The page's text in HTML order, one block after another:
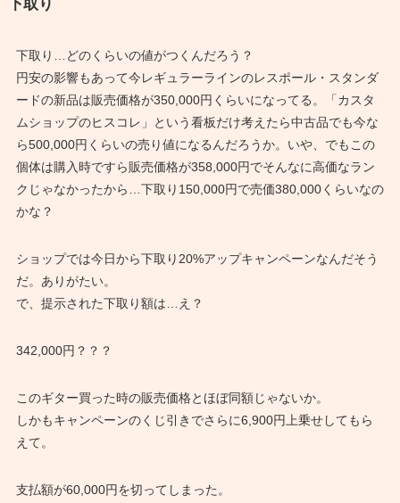
下取り
下取り…どのくらいの値がつくんだろう？
円安の影響もあって今レギュラーラインのレスポール・スタンダ
ードの新品は販売価格が350,000円くらいになってる。「カスタ
ムショップのヒスコレ」という看板だけ考えたら中古品でも今な
ら500,000円くらいの売り値になるんだろうか。いや、でもこの
個体は購入時ですら販売価格が358,000円でそんなに高価なラン
クじゃなかったから…下取り150,000円で売価380,000くらいなの
かな？
ショップでは今日から下取り20%アップキャンペーンなんだそう
だ。ありがたい。
で、提示された下取り額は…え？
342,000円？？？
このギター買った時の販売価格とほぼ同額じゃないか。
しかもキャンペーンのくじ引きでさらに6,900円上乗せしてもら
えて。
支払額が60,000円を切ってしまった。